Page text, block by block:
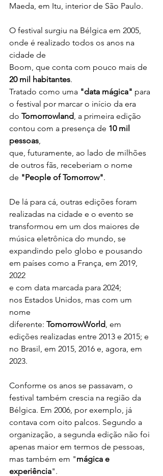
Maeda, em Itu, interior de São Paulo.
O festival surgiu na Bélgica em 2005,
onde é realizado todos os anos na
cidade de
Boom, que conta com pouco mais de
20 mil habitantes.
Tratado como uma "data mágica" para
o festival por marcar o início da era
do Tomorrowland , a primeira edição
contou com a presença de 10 mil
pessoas
que, futuramente, ao lado de milhões
de outros fãs, receberiam o nome
de "People of Tomorrow".
De lá para cá, outras edições foram
realizadas na cidade e o evento se
transformou em um dos maiores de
música eletrônica do mundo, se
expandindo pelo globo e pousando
em países como a França, em 2019,
2022
e com data marcada para 2024;
nos Estados Unidos, mas com um
nome
diferente: TomorrowWorld , em
edições realizadas entre 2013 e 2015; e
no Brasil, em 2015, 2016 e, agora, em
2023.
Conforme os anos se passavam, o
festival também crescia na região da
Bélgica. Em 2006, por exemplo, já
contava com oito palcos. Segundo a
organização, a segunda edição não foi
apenas maior em termos de pessoas,
mas também em "mágica e
experiência".